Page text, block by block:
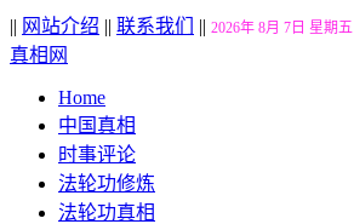
|| 网站介绍 || 联系我们 || 2026年 8月 7日 星期五
真相网
Home
中国真相
时事评论
法轮功修炼
法轮功真相